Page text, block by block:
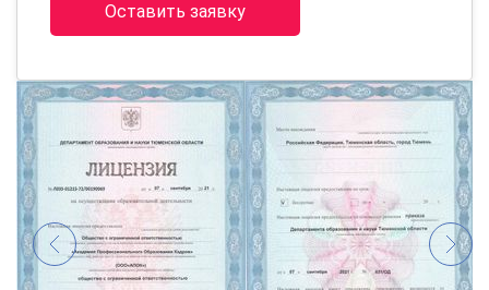
Оставить заявку